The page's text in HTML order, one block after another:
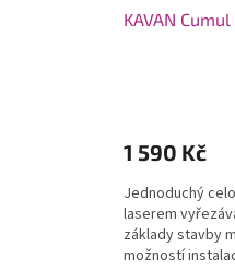
KAVAN
1 590 Kč
Jednoduchý
laserem
základy stavby
možností